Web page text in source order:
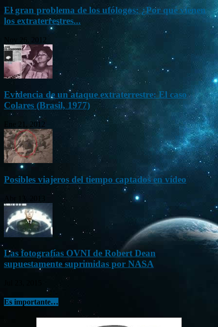
El gran problema de los ufólogos: ¿Por qué vienen
los extraterrestres...
Nov 26, 2012
Evidencia de un ataque extraterrestre: El caso
Colares (Brasil, 1977)
Ene 21, 2012
Posibles viajeros del tiempo captados en vídeo
Las fotografías OVNI de Robert Dean
supuestamente suprimidas por NASA
Es importante…